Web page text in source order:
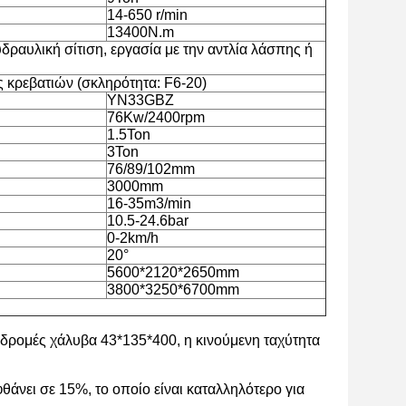
14-650 r/min
13400N.m
σίτιση, εργασία με την αντλία λάσπης ή
(σκληρότητα: F6-20)
YN33GBZ
76Kw/2400rpm
1.5Ton
3Ton
76/89/102mm
3000mm
16-35m3/min
10.5-24.6bar
0-2km/h
20°
5600*2120*2650mm
3800*3250*6700mm
χάλυβα 43*135*400, η κινούμενη ταχύτητα
σε 15%, το οποίο είναι καταλληλότερο για